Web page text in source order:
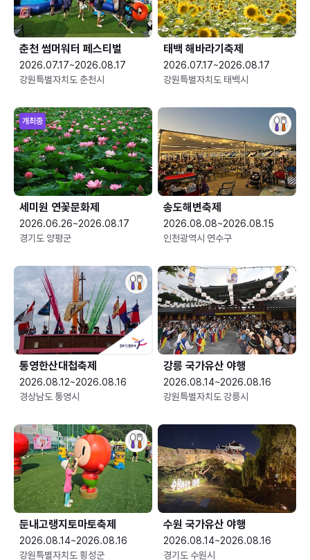
춘천 썸머워터 페스티벌
2026.07.17~2026.08.17
강원특별자치도 춘천시
태백 해바라기축제
2026.07.17~2026.08.17
강원특별자치도 태백시
개최중
세미원 연꽃문화제
2026.06.26~2026.08.17
경기도 양평군
송도해변축제
2026.08.08~2026.08.15
인천광역시 연수구
통영한산대첩축제
2026.08.12~2026.08.16
경상남도 통영시
강릉 국가유산 야행
2026.08.14~2026.08.16
강원특별자치도 강릉시
둔내고랭지토마토축제
2026.08.14~2026.08.16
강원특별자치도 횡성군
수원 국가유산 야행
2026.08.14~2026.08.16
경기도 수원시